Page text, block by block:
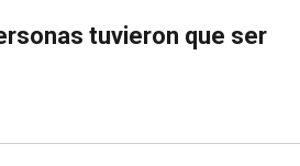
tuvieron que ser